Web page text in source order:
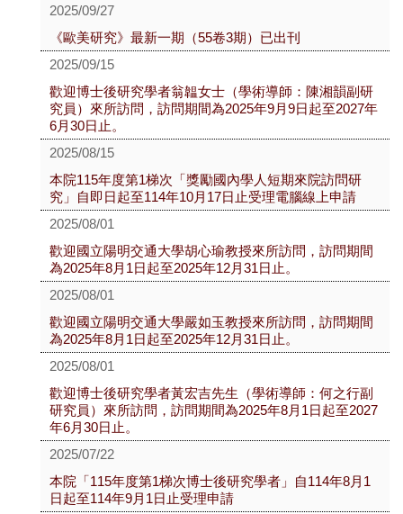
2025/09/27
《歐美研究》最新一期（55卷3期）已出刊
2025/09/15
歡迎博士後研究學者翁韞女士（學術導師：陳湘韻副研
究員）來所訪問，訪問期間為2025年9月9日起至2027年
6月30日止。
2025/08/15
本院115年度第1梯次「獎勵國內學人短期來院訪問研
究」自即日起至114年10月17日止受理電腦線上申請
2025/08/01
歡迎國立陽明交通大學胡心瑜教授來所訪問，訪問期間
為2025年8月1日起至2025年12月31日止。
2025/08/01
歡迎國立陽明交通大學嚴如玉教授來所訪問，訪問期間
為2025年8月1日起至2025年12月31日止。
2025/08/01
歡迎博士後研究學者黃宏吉先生（學術導師：何之行副
研究員）來所訪問，訪問期間為2025年8月1日起至2027
年6月30日止。
2025/07/22
本院「115年度第1梯次博士後研究學者」自114年8月1
日起至114年9月1日止受理申請